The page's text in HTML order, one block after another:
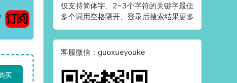
买
仅支持简体字、2~3个字符的关键字最佳
多个词用空格隔开、登录后搜索结果更多
客服微信：guoxueyouke